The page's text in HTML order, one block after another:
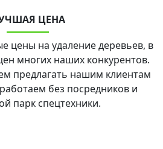
ЦЕНА
цены на удаление деревьев, в
многих наших конкурентов.
предлагать нашим клиентам
без посредников и
парк спецтехники.